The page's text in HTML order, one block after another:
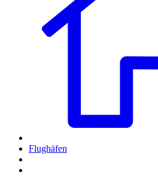
Flughäfen